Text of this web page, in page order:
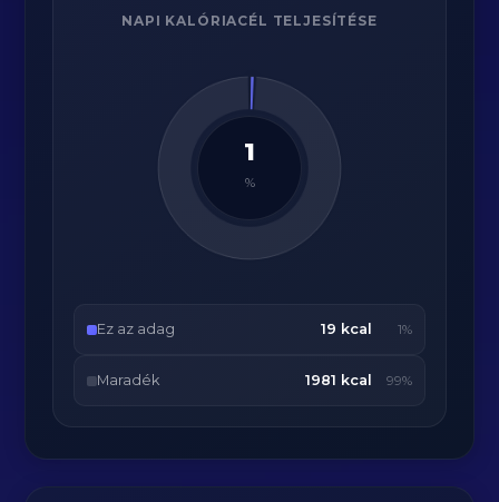
NAPI KALÓRIACÉL TELJESÍTÉSE
1
%
Ez az adag 19 kcal 1%
Maradék 1981 kcal 99%